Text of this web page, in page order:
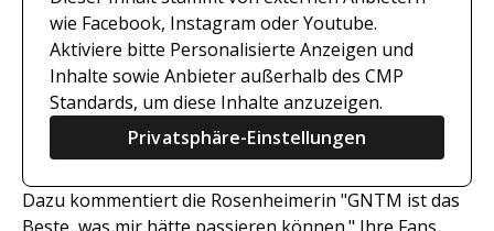
wie Facebook, Instagram oder Youtube.
Aktiviere bitte Personalisierte Anzeigen und
Inhalte sowie Anbieter außerhalb des CMP
Standards, um diese Inhalte anzuzeigen.
Privatsphäre-Einstellungen
Dazu kommentiert die Rosenheimerin "GNTM ist das